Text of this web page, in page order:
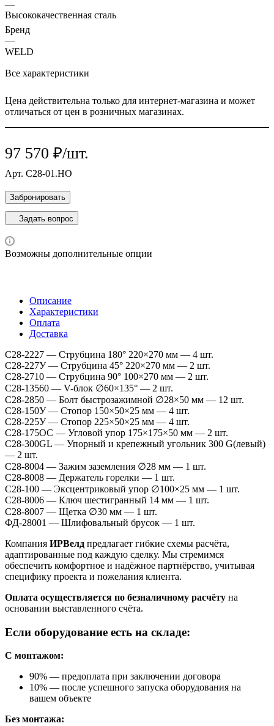
—
Высококачественная сталь
Бренд
—
WELD
Все характеристики
Цена действительна только для интернет-магазина и может
отличаться от цен в розничных магазинах.
97 570 ₽/шт.
Арт. С28-01.НО
Забронировать
Задать вопрос
Возможны дополнительные опции
Описание
Характеристики
Оплата
Доставка
С28-2227 — Струбцина 180° 220×270 мм — 4 шт.
С28-227У — Струбцина 45° 220×270 мм — 2 шт.
С28-2710 — Струбцина 90° 100×270 мм — 2 шт.
С28-13560 — V-блок ∅60×135° — 2 шт.
С28-2850 — Болт быстрозажимной ∅28×50 мм — 12 шт.
С28-150У — Стопор 150×50×25 мм — 4 шт.
С28-225У — Стопор 225×50×25 мм — 4 шт.
С28-175ОС — Угловой упор 175×175×50 мм — 2 шт.
С28-300GL — Упорный и крепежный угольник 300 G(левый)
— 2 шт.
С28-8004 — Зажим заземления ∅28 мм — 1 шт.
С28-8008 — Держатель горелки — 1 шт.
С28-100 — Эксцентриковый упор ∅100×25 мм — 1 шт.
С28-8006 — Ключ шестигранный 14 мм — 1 шт.
С28-8007 — Щетка ∅30 мм — 1 шт.
ФД-28001 — Шлифовальный брусок — 1 шт.
Компания ИРВелд предлагает гибкие схемы расчёта,
адаптированные под каждую сделку. Мы стремимся
обеспечить комфортное и надёжное партнёрство, учитывая
специфику проекта и пожелания клиента.
Оплата осуществляется по безналичному расчёту на
основании выставленного счёта.
Если оборудование есть на складе:
С монтажом:
90% — предоплата при заключении договора
10% — после успешного запуска оборудования на
вашем объекте
Без монтажа: